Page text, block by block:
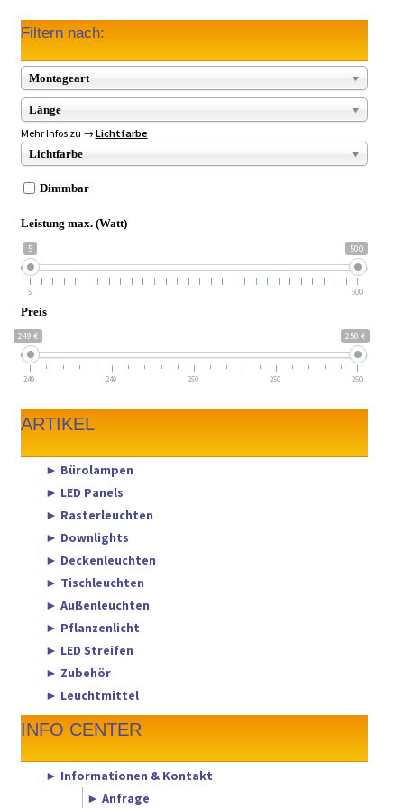
Filtern nach:
Montageart
Länge
Mehr Infos zu → Lichtfarbe
Lichtfarbe
Dimmbar
Leistung max. (Watt)
5 500
5 500
Preis
249 € 250 €
249 249 250 250 250
ARTIKEL
► Bürolampen
► LED Panels
► Rasterleuchten
► Downlights
► Deckenleuchten
► Tischleuchten
► Außenleuchten
► Pflanzenlicht
► LED Streifen
► Zubehör
► Leuchtmittel
INFO CENTER
► Informationen & Kontakt
► Anfrage